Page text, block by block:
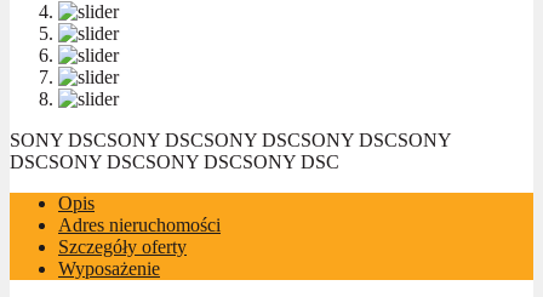
SONY DSCSONY DSCSONY DSCSONY DSCSONY
DSCSONY DSCSONY DSCSONY DSC
Opis
Adres nieruchomości
Szczegóły oferty
Wyposażenie